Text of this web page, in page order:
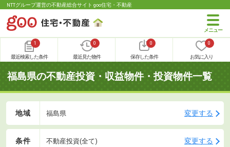
NTTグループ運営の不動産総合サイト goo住宅・不動産
1
最近検索した条件
0
最近見た物件
0
保存した条件
0
お気に入り
福島県の不動産投資・収益物件・投資物件一覧
地域 福島県 変更する
条件 不動産投資(全て) 変更する